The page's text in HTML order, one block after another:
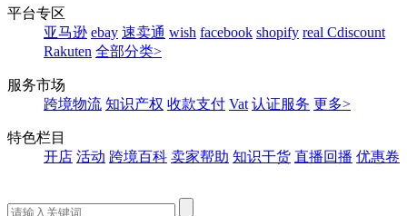
平台专区
亚马逊 ebay 速卖通 wish facebook shopify real Cdiscount
Rakuten 全部分类>
服务市场
跨境物流 知识产权 收款支付 Vat 认证服务 更多>
特色栏目
开店 活动 跨境百科 卖家帮助 知识干货 直播回播 优惠卷